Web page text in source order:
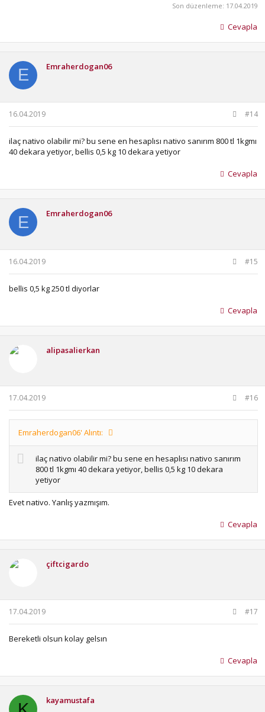
Son düzenleme: 17.04.2019
Cevapla
E Emraherdogan06
16.04.2019 #14
ilaç nativo olabilir mi? bu sene en hesaplısı nativo sanırım 800 tl 1kgmı
40 dekara yetiyor, bellis 0,5 kg 10 dekara yetiyor
Cevapla
E Emraherdogan06
16.04.2019 #15
bellis 0,5 kg 250 tl diyorlar
Cevapla
alipasalierkan
17.04.2019 #16
Emraherdogan06' Alıntı:
ilaç nativo olabilir mi? bu sene en hesaplısı nativo sanırım
800 tl 1kgmı 40 dekara yetiyor, bellis 0,5 kg 10 dekara
yetiyor
Evet nativo. Yanlış yazmışım.
Cevapla
çiftcigardo
17.04.2019 #17
Bereketli olsun kolay gelsın
Cevapla
kayamustafa